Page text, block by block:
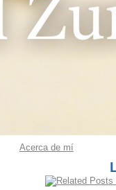
Acerca de mí